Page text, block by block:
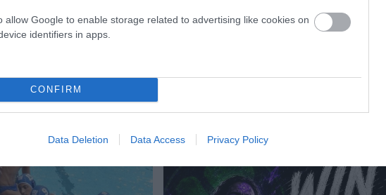
allow Google to enable storage related to advertising like cookies on
identifiers in apps.
CONFIRM
Data Deletion Data Access Privacy Policy
Βουλγαρία.